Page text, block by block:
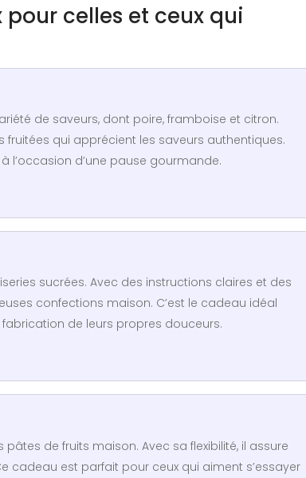
celles et ceux qui
de saveurs, dont poire, framboise et citron.
qui apprécient les saveurs authentiques.
l’occasion d’une pause gourmande.
sucrées. Avec des instructions claires et des
confections maison. C’est le cadeau idéal
de leurs propres douceurs.
de fruits maison. Avec sa flexibilité, il assure
cadeau est parfait pour ceux qui aiment s’essayer